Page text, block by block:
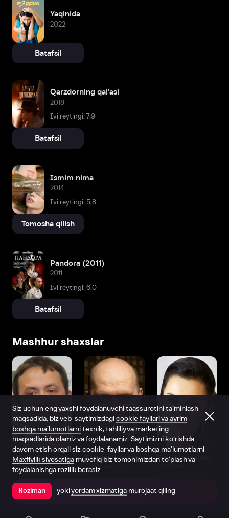
Yaqinida
2022
Batafsil
Qarzdorning qal'asi
2018
Ivi reytingi: 7,9
Batafsil
Ismim nima
2014
Ivi reytingi: 5,8
Tomosha qilish
Pandora (2011)
2011
Ivi reytingi: 6,0
Batafsil
Mashhur shaxslar
Vitaliy Shlyappo
Produser
Sergey Burunov
Dublyaj aktyori
Tina Kandelaki
Ilovada ochish
Siz uchun eng yaxshi foydalanuvchi taassurotini ta’minlash
maqsadida, biz veb-saytimizdagicookie fayllari va ayrim
boshqa ma’lumotlarnitexnik, tahliliy va marketing
maqsadlarida olamiz va foydalanamiz. Saytimizni ko‘rishda
davom etish orqali siz cookie-fayllar va boshqa ma’lumotlarni
Maxfiylik siyosatiga muvofiq biz tomonimizdan to‘plash va
foydalanishga rozilik berasiz.
Roziman yokiyordam xizmatiga murojaat qiling